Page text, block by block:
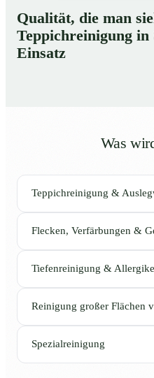
Qualität, die man
Teppichreinigung in
Einsatz
Was
Teppichreinigung &
Flecken, Verfärbungen &
Tiefenreinigung &
Reinigung großer Flächen
Spezialreinigung